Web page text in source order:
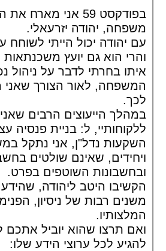
בפודקסט 59 אני
משפחה, יהודה יזרעאלי.
עם יהודה יכול הייתי לשוחח
והרי הוא גם יועץ משכנתאות
איתו בחרתי לדבר על ניהול
המשפחה, לאור הצורך שאני
לכך.
במהלך הייעוצים הרבים
ללקוחותיי, ל: בניית פנסיה
השקעות נדל"ן, אני נתקל
ויחידים, שאינם שולטים
ובחשבונות השוטפים בפרט.
הקשיבו היטב ליהודה,
משנים רבות של ניסיון,
המלצותיו.
ואם תרצו שהוא יוביל אתכם
להגיע לכל ערוצי הידע שלו: